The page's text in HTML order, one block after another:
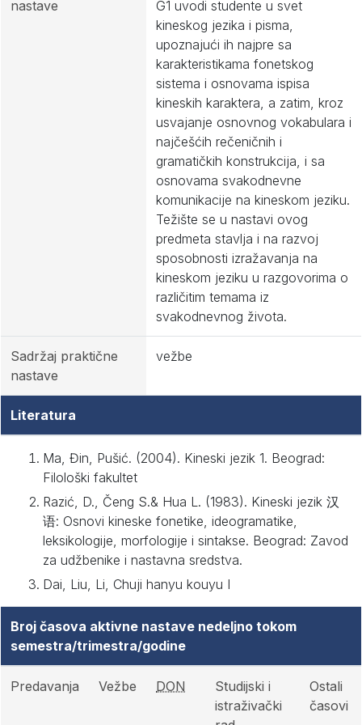
nastave
G1 uvodi studente u svet
kineskog jezika i pisma,
upoznajući ih najpre sa
karakteristikama fonetskog
sistema i osnovama ispisa
kineskih karaktera, a zatim, kroz
usvajanje osnovnog vokabulara i
najčešćih rečeničnih i
gramatičkih konstrukcija, i sa
osnovama svakodnevne
komunikacije na kineskom jeziku.
Težište se u nastavi ovog
predmeta stavlja i na razvoj
sposobnosti izražavanja na
kineskom jeziku u razgovorima o
različitim temama iz
svakodnevnog života.
Sadržaj praktične
nastave
vežbe
Literatura
Ma, Đin, Pušić. (2004). Kineski jezik 1. Beograd:
Filološki fakultet
Razić, D., Čeng S.& Hua L. (1983). Kineski jezik 汉
语: Osnovi kineske fonetike, ideogramatike,
leksikologije, morfologije i sintakse. Beograd: Zavod
za udžbenike i nastavna sredstva.
Dai, Liu, Li, Chuji hanyu kouyu I
Broj časova aktivne nastave nedeljno tokom
semestra/trimestra/godine
Predavanja Vežbe DON
Studijski i
istraživački
Ostali
časovi